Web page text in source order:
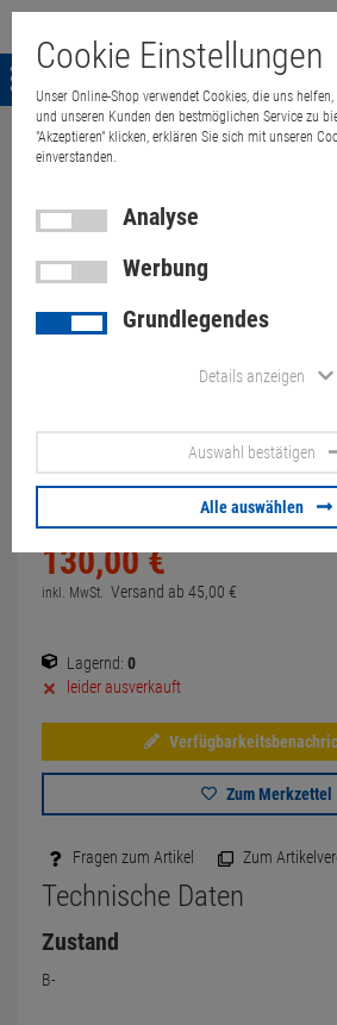
Menü
Weiter einkaufen
Apple iMac 27" 12,2
2400 @ 3,1GHz 4GB
ohne HDD B- Ware
Display-Bildfehler/Kratzer, ohne
Festplatte/Festplattenrahmen fehlen
130,00 €
inkl. MwSt. Versand ab 45,00 €
Lagernd: 0
leider ausverkauft
Zum Merkzettel
Fragen zum Artikel Zum
Technische Daten
Zustand
B-
Cookie Einstellungen
Unser Online-Shop verwendet Cookies, die uns
und unseren Kunden den bestmöglichen Service zu
"Akzeptieren" klicken, erklären Sie sich mit unseren
einverstanden.
Analyse
Werbung
Grundlegendes
Details anzeigen
Auswahl bestätigen
Alle auswählen